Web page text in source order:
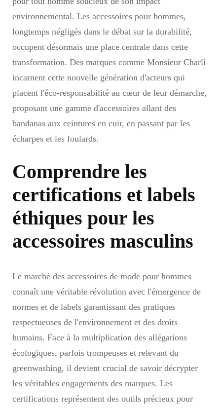
environnemental. Les accessoires pour hommes,
longtemps négligés dans le débat sur la durabilité,
occupent désormais une place centrale dans cette
transformation. Des marques comme Monsieur Charli
incarnent cette nouvelle génération d'acteurs qui
placent l'éco-responsabilité au cœur de leur démarche,
proposant une gamme d'accessoires allant des
bandanas aux ceintures en cuir, en passant par les
écharpes et les foulards.
Comprendre les
certifications et labels
éthiques pour les
accessoires masculins
Le marché des accessoires de mode pour hommes
connaît une véritable révolution avec l'émergence de
normes et de labels garantissant des pratiques
respectueuses de l'environnement et des droits
humains. Face à la multiplication des allégations
écologiques, parfois trompeuses et relevant du
greenwashing, il devient crucial de savoir décrypter
les véritables engagements des marques. Les
certifications représentent des outils précieux pour